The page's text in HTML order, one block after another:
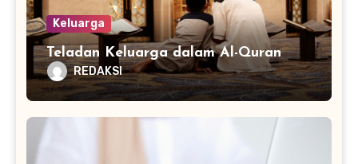
Keluarga
Teladan Keluarga dalam Al-Quran
REDAKSI